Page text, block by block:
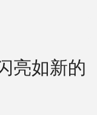
亮如新的